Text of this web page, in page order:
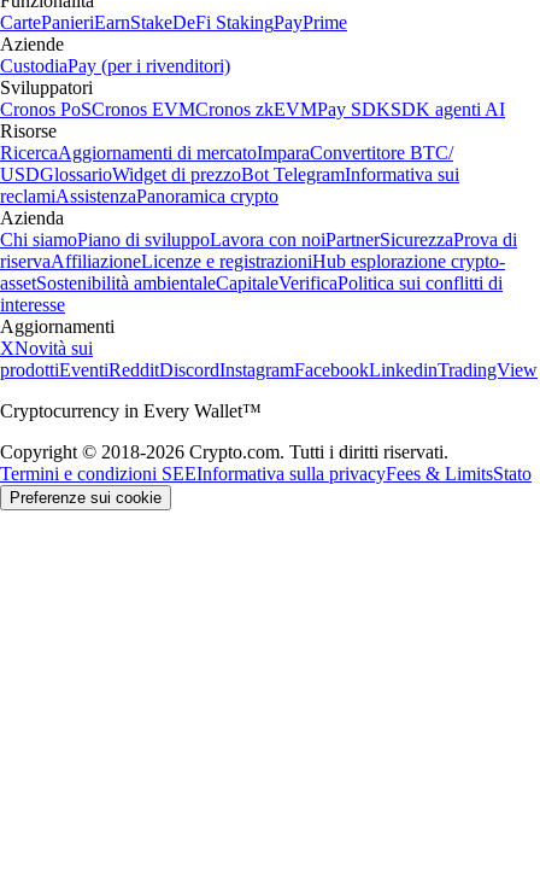
CartePanieriEarnStakeDeFi StakingPayPrime
Aziende
CustodiaPay (per i rivenditori)
Sviluppatori
Cronos PoSCronos EVMCronos zkEVMPay SDKSDK agenti AI
Risorse
RicercaAggiornamenti di mercatoImparaConvertitore BTC/
USDGlossarioWidget di prezzoBot TelegramInformativa sui
reclamiAssistenzaPanoramica crypto
Azienda
Chi siamoPiano di sviluppoLavora con noiPartnerSicurezzaProva di
riservaAffiliazioneLicenze e registrazioniHub esplorazione crypto-
assetSostenibilità ambientaleCapitaleVerificaPolitica sui conflitti di
interesse
Aggiornamenti
XNovità sui
prodottiEventiRedditDiscordInstagramFacebookLinkedinTradingView
Cryptocurrency in Every Wallet™
Copyright © 2018-2026 Crypto.com. Tutti i diritti riservati.
Termini e condizioni SEEInformativa sulla privacyFees & LimitsStato
Preferenze sui cookie